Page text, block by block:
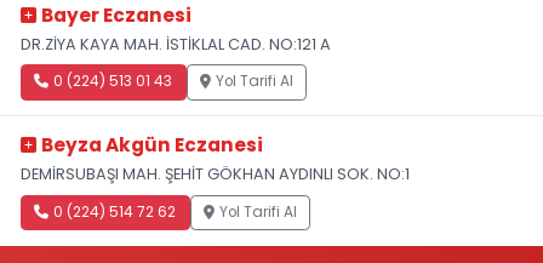
Bayer Eczanesi
DR.ZİYA KAYA MAH. İSTİKLAL CAD. NO:121 A
0 (224) 513 01 43 Yol Tarifi Al
Beyza Akgün Eczanesi
DEMİRSUBAŞI MAH. ŞEHİT GÖKHAN AYDINLI SOK. NO:1
0 (224) 514 72 62 Yol Tarifi Al